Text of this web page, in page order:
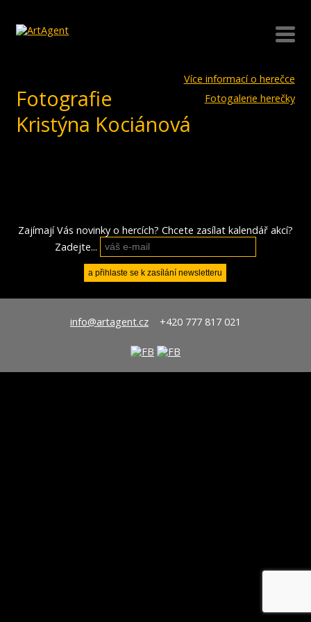
Více informací o herečce
Fotogalerie herečky
Fotografie
Kristýna Kociánová
Zajímají Vás novinky o hercích? Chcete zasílat kalendář akcí?
Zadejte...
info@artagent.cz+420 777 817 021